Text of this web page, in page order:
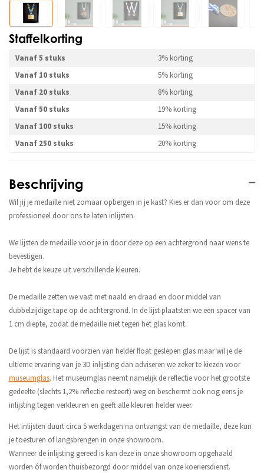
Staffelkorting
Vanaf 5 stuks
3% korting
Vanaf 10 stuks
5% korting
Vanaf 20 stuks
8% korting
Vanaf 50 stuks
19% korting
Vanaf 100 stuks
15% korting
Vanaf 250 stuks
20% korting
Beschrijving
Wil jij je medaille niet zomaar opbergen in je kast? Kies er dan voor om deze
professioneel door ons te laten inlijsten.
We lijsten de medaille voor je in door deze op een achtergrond naar wens te
bevestigen.
Je hebt de keuze uit verschillende kleuren.
De medaille zetten we vast met naald en draad en door middel van
dubbelzijdige tape op de achtergrond. In de lijst plaatsten we een spacer van
1 cm diepte, zodat de medaille niet tegen het glas komt.
De lijst is standaard voorzien van helder float geslepen glas maar wil je de
ultieme ervaring van je 3D inlijsting dan adviseren we zeker te kiezen voor
museumglas. Het museumglas neemt namelijk de reflectie voor het grootste
gedeelte (slechts 1,2% reflectie resteert) weg en beschermt ook nog eens je
inlijsting tegen verkleuren en geeft alle kleuren helder weer.
Het inlijsten duurt circa 5 werkdagen na ontvangst van de medaille, deze kun
je toesturen of langsbrengen in onze showroom.
Wanneer de inlijsting gereed is kan deze in onze showroom opgehaald
worden óf worden thuisbezorgd door middel van onze koeriersdienst.